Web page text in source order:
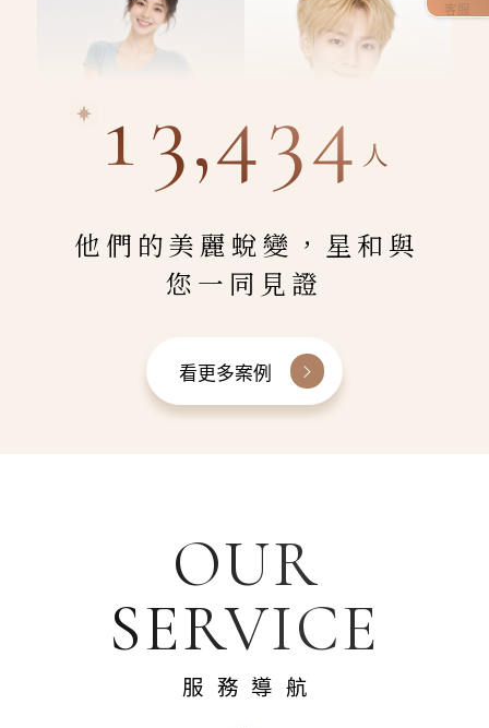
客服
13,434 人
他們的美麗蛻變，星和與
您一同見證
看更多案例
OUR
SERVICE
服務導航